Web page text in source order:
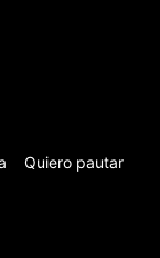
Quiero pautar